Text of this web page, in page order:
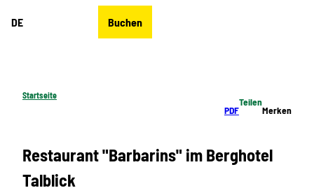
DE Buchen
Startseite
PDF
Teilen
Merken
Restaurant "Barbarins" im Berghotel
Talblick